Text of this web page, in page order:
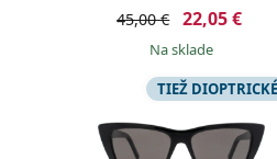
45,00 € 22,05 €
na sklade
TIEŽ DIOPTRICKÉ